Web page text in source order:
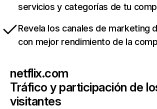
servicios y categorías de tu
Revela los canales de marketing
con mejor rendimiento de la
netflix.com
Tráfico y participación de
visitantes